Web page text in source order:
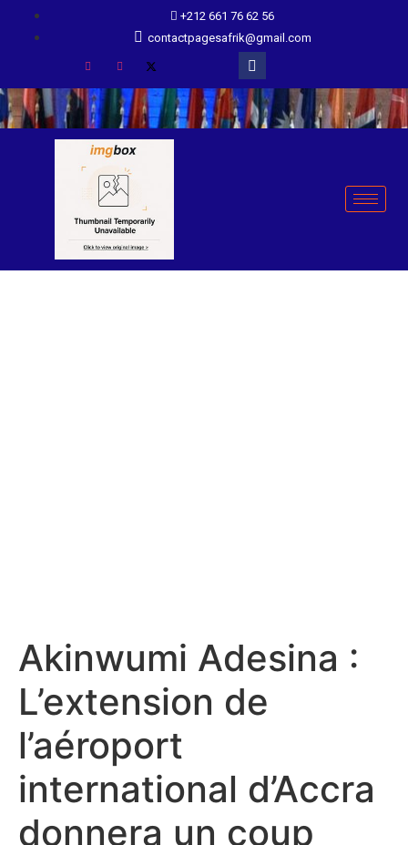
+212 661 76 62 56
contactpagesafrik@gmail.com
Akinwumi Adesina :
L’extension de
l’aéroport
international d’Accra
donnera un coup